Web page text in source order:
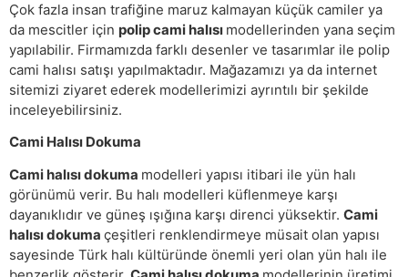
Çok fazla insan trafiğine maruz kalmayan küçük camiler ya
da mescitler için polip cami halısı modellerinden yana seçim
yapılabilir. Firmamızda farklı desenler ve tasarımlar ile polip
cami halısı satışı yapılmaktadır. Mağazamızı ya da internet
sitemizi ziyaret ederek modellerimizi ayrıntılı bir şekilde
inceleyebilirsiniz.
Cami Halısı Dokuma
Cami halısı dokuma modelleri yapısı itibari ile yün halı
görünümü verir. Bu halı modelleri küflenmeye karşı
dayanıklıdır ve güneş ışığına karşı direnci yüksektir. Cami
halısı dokuma çeşitleri renklendirmeye müsait olan yapısı
sayesinde Türk halı kültüründe önemli yeri olan yün halı ile